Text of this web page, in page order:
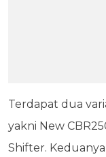
Terdapat dua
yakni New
Shifter.